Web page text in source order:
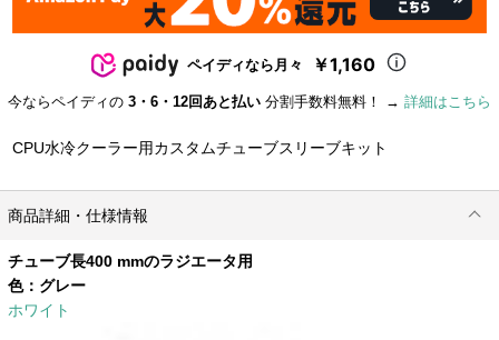
ペイディなら月々 ￥1,160
今ならペイディの 3・6・12回あと払い 分割手数料無料！ → 詳細はこちら
CPU水冷クーラー用カスタムチューブスリーブキット
商品詳細・仕様情報
チューブ長400 mmのラジエータ用
色： グレー
ホワイト